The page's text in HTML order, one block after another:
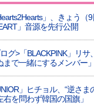
」、きょう（
」音源を先行公開
グ>「BLACKPINK」リ
で一緒にするメンバー」
」ヒチョル、“逆さ
を問わず韓国の国旗」